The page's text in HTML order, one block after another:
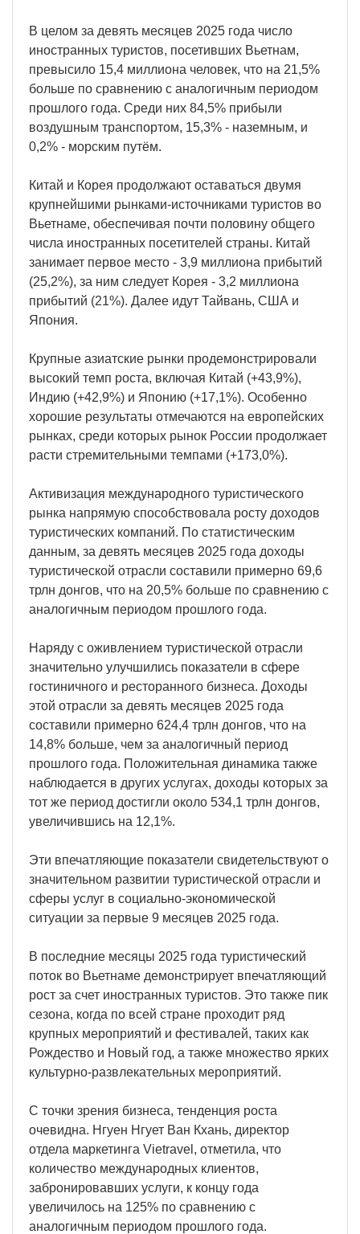
В целом за девять месяцев 2025 года число
иностранных туристов, посетивших Вьетнам,
превысило 15,4 миллиона человек, что на 21,5%
больше по сравнению с аналогичным периодом
прошлого года. Среди них 84,5% прибыли
воздушным транспортом, 15,3% - наземным, и
0,2% - морским путём.
Китай и Корея продолжают оставаться двумя
крупнейшими рынками-источниками туристов во
Вьетнаме, обеспечивая почти половину общего
числа иностранных посетителей страны. Китай
занимает первое место - 3,9 миллиона прибытий
(25,2%), за ним следует Корея - 3,2 миллиона
прибытий (21%). Далее идут Тайвань, США и
Япония.
Крупные азиатские рынки продемонстрировали
высокий темп роста, включая Китай (+43,9%),
Индию (+42,9%) и Японию (+17,1%). Особенно
хорошие результаты отмечаются на европейских
рынках, среди которых рынок России продолжает
расти стремительными темпами (+173,0%).
Активизация международного туристического
рынка напрямую способствовала росту доходов
туристических компаний. По статистическим
данным, за девять месяцев 2025 года доходы
туристической отрасли составили примерно 69,6
трлн донгов, что на 20,5% больше по сравнению с
аналогичным периодом прошлого года.
Наряду с оживлением туристической отрасли
значительно улучшились показатели в сфере
гостиничного и ресторанного бизнеса. Доходы
этой отрасли за девять месяцев 2025 года
составили примерно 624,4 трлн донгов, что на
14,8% больше, чем за аналогичный период
прошлого года. Положительная динамика также
наблюдается в других услугах, доходы которых за
тот же период достигли около 534,1 трлн донгов,
увеличившись на 12,1%.
Эти впечатляющие показатели свидетельствуют о
значительном развитии туристической отрасли и
сферы услуг в социально-экономической
ситуации за первые 9 месяцев 2025 года.
В последние месяцы 2025 года туристический
поток во Вьетнаме демонстрирует впечатляющий
рост за счет иностранных туристов. Это также пик
сезона, когда по всей стране проходит ряд
крупных мероприятий и фестивалей, таких как
Рождество и Новый год, а также множество ярких
культурно-развлекательных мероприятий.
С точки зрения бизнеса, тенденция роста
очевидна. Нгуен Нгует Ван Кхань, директор
отдела маркетинга Vietravel, отметила, что
количество международных клиентов,
забронировавших услуги, к концу года
увеличилось на 125% по сравнению с
аналогичным периодом прошлого года.